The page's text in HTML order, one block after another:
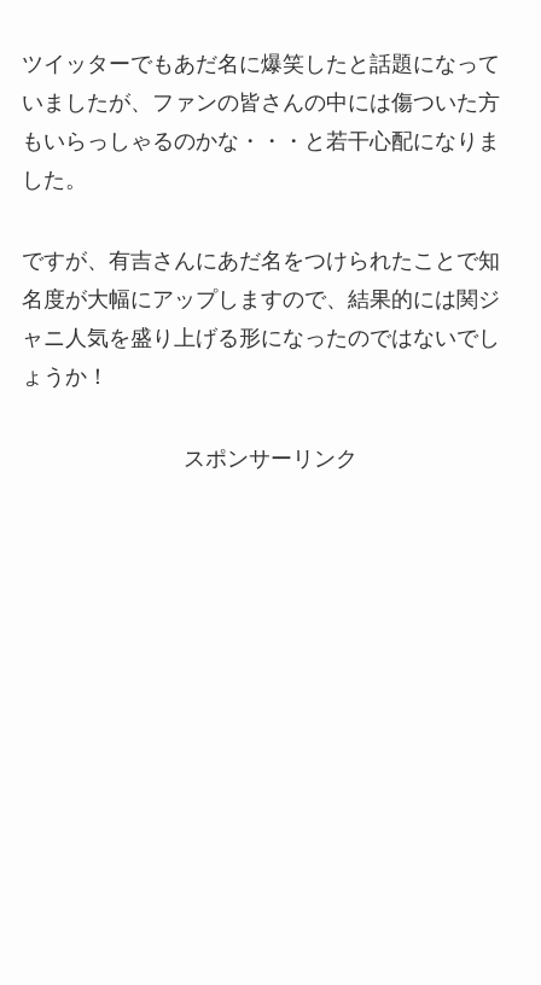
ツイッターでもあだ名に爆笑したと話題になって
いましたが、ファンの皆さんの中には傷ついた方
もいらっしゃるのかな・・・と若干心配になりま
した。
ですが、有吉さんにあだ名をつけられたことで知
名度が大幅にアップしますので、結果的には関ジ
ャニ人気を盛り上げる形になったのではないでし
ょうか！
スポンサーリンク